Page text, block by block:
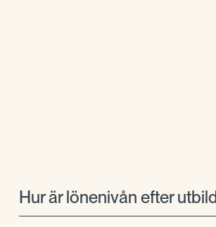
Hur är lönenivån efter